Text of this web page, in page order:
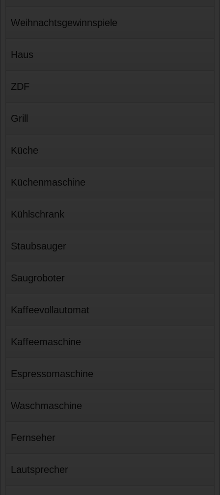
Weihnachtsgewinnspiele
Haus
ZDF
Grill
Küche
Küchenmaschine
Kühlschrank
Staubsauger
Saugroboter
Kaffeevollautomat
Kaffeemaschine
Espressomaschine
Waschmaschine
Fernseher
Lautsprecher